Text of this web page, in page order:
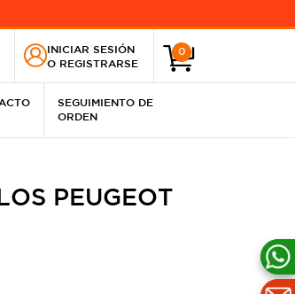
INICIAR SESIÓN
O REGISTRARSE
0
SEGUIMIENTO DE
ORDEN
PEUGEOT